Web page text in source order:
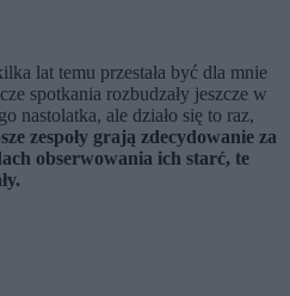
lat temu przestała być dla mnie
spotkania rozbudzały jeszcze w
nastolatka, ale działo się to raz,
zespoły grają zdecydowanie za
obserwowania ich starć, te